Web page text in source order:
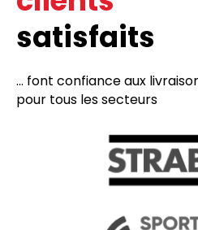
satisfaits
... font confiance aux
pour tous les secteurs